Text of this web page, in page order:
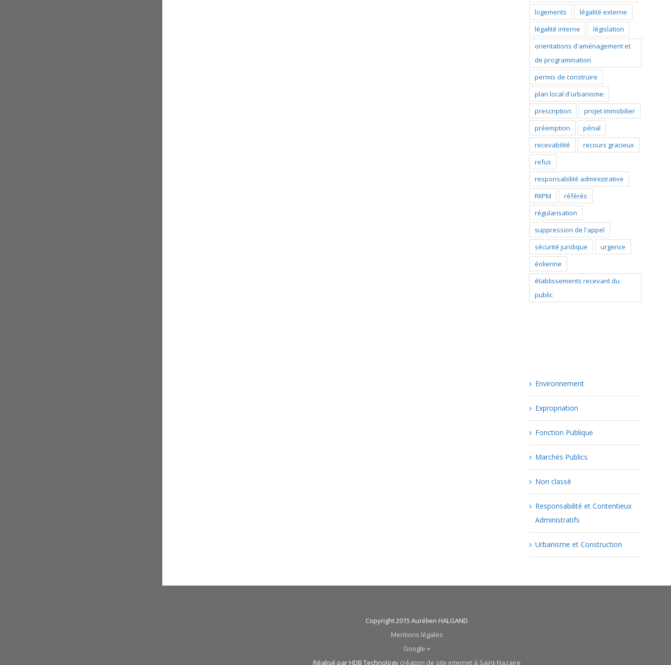
logements
légalité externe
légalité interne
législation
orientations d'aménagement et
de programmation
permis de construire
plan local d'urbanisme
prescription
projet immobilier
préemption
pénal
recevabilité
recours gracieux
refus
responsabilité administrative
RIIPM
référés
régularisation
suppression de l'appel
sécurité juridique
urgence
éolienne
établissements recevant du
public
Environnement
Expropriation
Fonction Publique
Marchés Publics
Non classé
Responsabilité et Contentieux
Administratifs
Urbanisme et Construction
Copyright 2015 Aurélien HALGAND
Mentions légales
Google +
Réalisé par HDB Technology création de site internet à Saint-Nazaire